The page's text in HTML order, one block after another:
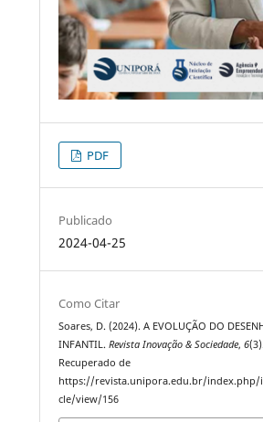
PDF
Publicado
2024-04-25
Como Citar
Soares, D. (2024). A EVOLUÇÃO DO
INFANTIL.Revista Inovação & Sociedade,6
Recuperado de
https://revista.unipora.edu.br/index.php/
cle/view/156